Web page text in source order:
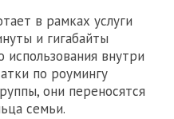
в рамках услуги
и гигабайты
внутри
по роумингу
они переносятся
семьи.